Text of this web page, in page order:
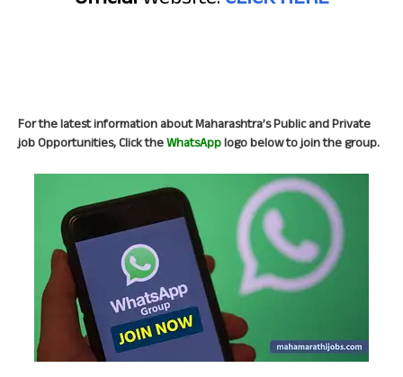
For the latest information about Maharashtra’s Public and Private
job Opportunities, Click theWhatsApplogo below to join the group.